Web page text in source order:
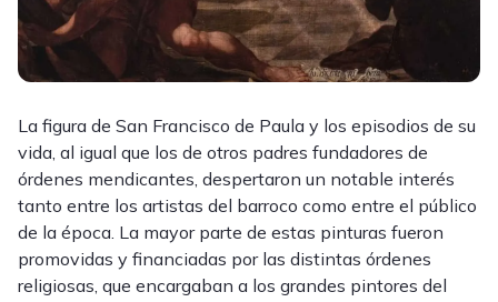
La figura de San Francisco de Paula y los episodios de su
vida, al igual que los de otros padres fundadores de
órdenes mendicantes, despertaron un notable interés
tanto entre los artistas del barroco como entre el público
de la época. La mayor parte de estas pinturas fueron
promovidas y financiadas por las distintas órdenes
religiosas, que encargaban a los grandes pintores del